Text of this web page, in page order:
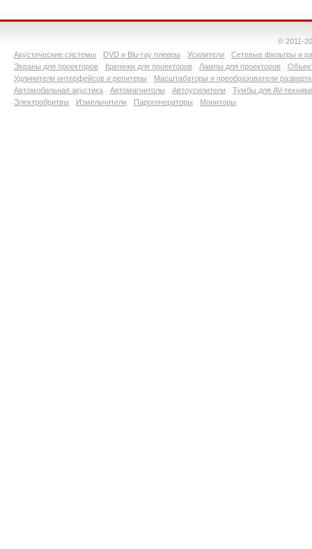
© 2011-
Акустические системы
DVD и Blu-ray плееры Усилители
Сетевые фильтры и
Экраны для проекторов
Крепежи для проекторов Лампы для проекторов
Удлинители интерфейсов и репитеры
Масштабаторы и преобразователи
Автомобильная акустика
Автомагнитолы Автоусилители
Тумбы для AV-техники
Электробритвы
Измельчители Парогенераторы Мониторы